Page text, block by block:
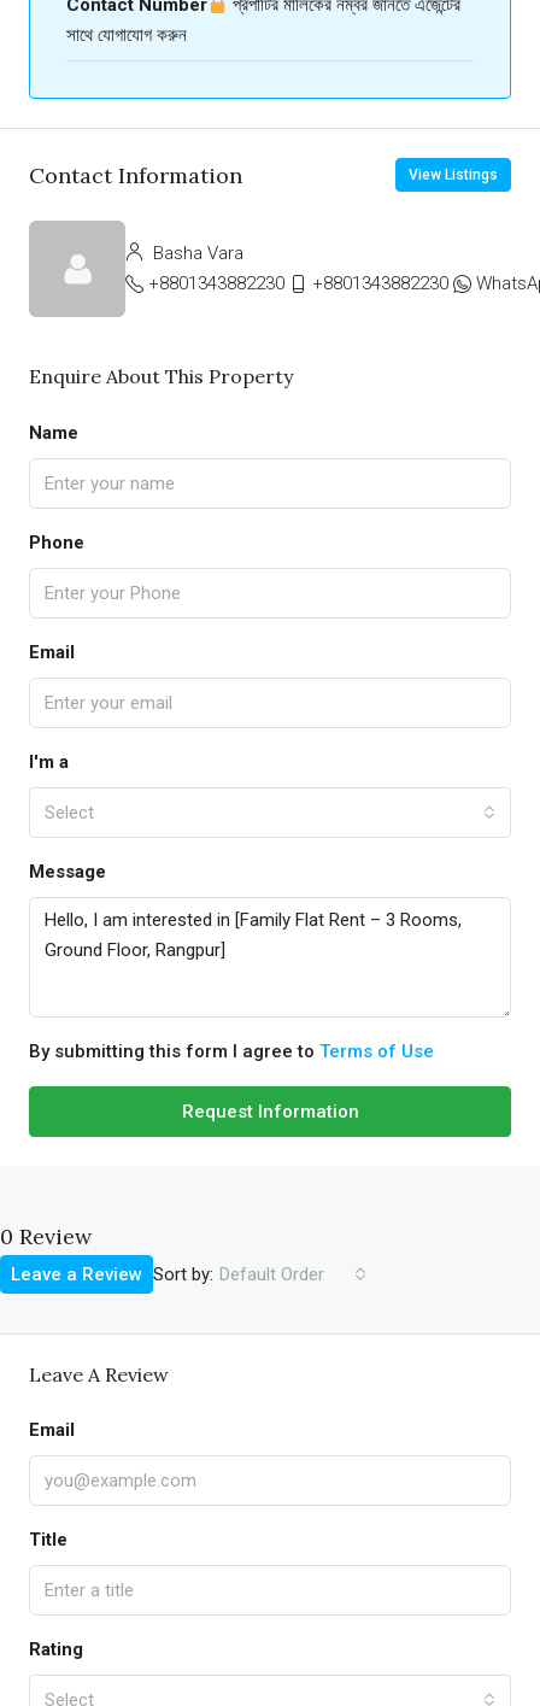
Contact Number
প্রপার্টির মালিকের নম্বর জানতে এজেন্টের
সাথে যোগাযোগ করুন
Contact Information View Listings
Basha Vara
+8801343882230
+8801343882230
Enquire About This Property
Name
Phone
Email
I'm a
Select
Message
By submitting this form I agree to Terms of Use
Request Information
0 Review
Sort by: Default Order
Leave a Review
Leave A Review
Email
Title
Rating
Select